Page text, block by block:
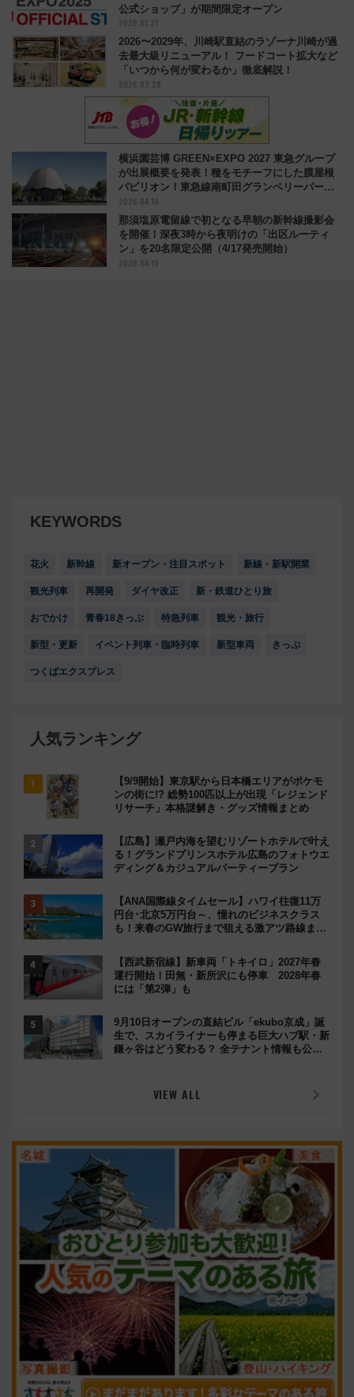
公式ショップ」が期間限定オープン
2026.01.21
2026〜2029年、川崎駅直結のラゾーナ川崎が過
去最大級リニューアル！ フードコート拡大など
「いつから何が変わるか」徹底解説！
2026.07.28
横浜園芸博 GREEN×EXPO 2027 東急グループ
が出展概要を発表！種をモチーフにした膜屋根
パビリオン！東急線南町田グランベリーパーク
近く
2026.04.10
那須塩原電留線で初となる早朝の新幹線撮影会
を開催！深夜3時から夜明けの「出区ルーティ
ン」を20名限定公開（4/17発売開始）
2026.04.15
KEYWORDS
花火 新幹線 新オープン・注目スポット 新線・新駅開業
観光列車 再開発 ダイヤ改正 新・鉄道ひとり旅
おでかけ 青春18きっぷ 特急列車 観光・旅行
新型・更新 イベント列車・臨時列車 新型車両 きっぷ
つくばエクスプレス
人気ランキング
【9/9開始】東京駅から日本橋エリアがポケモ
ンの街に!? 総勢100匹以上が出現「レジェンド
リサーチ」本格謎解き・グッズ情報まとめ
【広島】瀬戸内海を望むリゾートホテルで叶え
る！グランドプリンスホテル広島のフォトウエ
ディング＆カジュアルパーティープラン
【ANA国際線タイムセール】ハワイ往復11万
円台･北京5万円台～、憧れのビジネスクラス
も！来春のGW旅行まで狙える激アツ路線まと
【西武新宿線】新車両「トキイロ」2027年春
運行開始！田無・新所沢にも停車 2028年春
には「第2弾」も
9月10日オープンの直結ビル「ekubo京成」誕
生で、スカイライナーも停まる巨大ハブ駅・新
鎌ヶ谷はどう変わる？ 全テナント情報も公
VIEW ALL